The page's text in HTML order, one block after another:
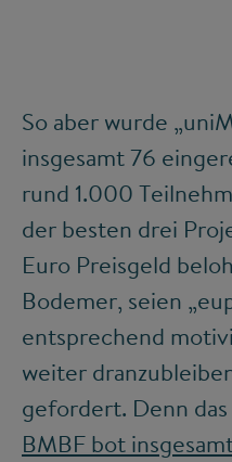
So aber wurde
insgesamt 76
rund 1.000
der besten drei
Euro Preisgeld
Bodemer, seien
entsprechend
weiter
gefordert. Denn das
BMBF bot